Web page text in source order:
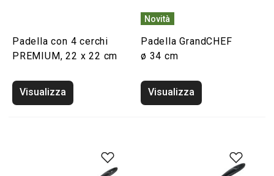
Padella con 4 cerchi
PREMIUM, 22 x 22 cm
Visualizza
Novità
Padella GrandCHEF
ø 34 cm
Visualizza